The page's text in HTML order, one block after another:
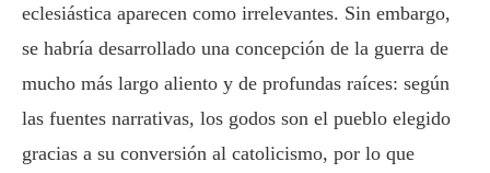
eclesiástica aparecen como irrelevantes. Sin embargo,
se habría desarrollado una concepción de la guerra de
mucho más largo aliento y de profundas raíces: según
las fuentes narrativas, los godos son el pueblo elegido
gracias a su conversión al catolicismo, por lo que